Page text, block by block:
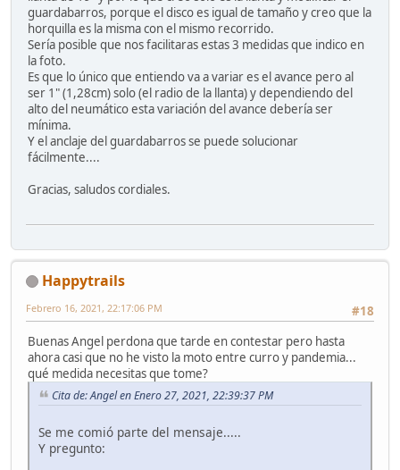
guardabarros, porque el disco es igual de tamaño y creo que la
horquilla es la misma con el mismo recorrido.
Sería posible que nos facilitaras estas 3 medidas que indico en
la foto.
Es que lo único que entiendo va a variar es el avance pero al
ser 1" (1,28cm) solo (el radio de la llanta) y dependiendo del
alto del neumático esta variación del avance debería ser
mínima.
Y el anclaje del guardabarros se puede solucionar
fácilmente....
Gracias, saludos cordiales.
Happytrails
#18
Febrero 16, 2021, 22:17:06 PM
Buenas Angel perdona que tarde en contestar pero hasta
ahora casi que no he visto la moto entre curro y pandemia...
qué medida necesitas que tome?
Cita de: Angel en Enero 27, 2021, 22:39:37 PM
Se me comió parte del mensaje.....
Y pregunto: